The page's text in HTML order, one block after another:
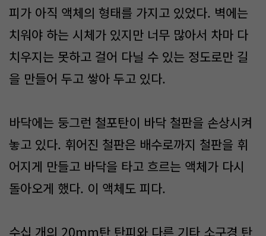
피가 아직 액체의 형태를 가지고 있었다. 벽에는
치워야 하는 시체가 있지만 너무 많아서 차마 다
치우지는 못하고 걸어 다닐 수 있는 정도로만 길
을 만들어 두고 쌓아 두고 있다.
바닥에는 둥그런 철포탄이 바닥 철판을 손상시켜
놓고 있다. 휘어진 철판은 배수로까지 철판을 휘
어지게 만들고 바닥을 타고 흐르는 액체가 다시
돌아오게 했다. 이 액체도 피다.
수십 개의 20mm탄 탄피와 다른 기타 소구경 탄